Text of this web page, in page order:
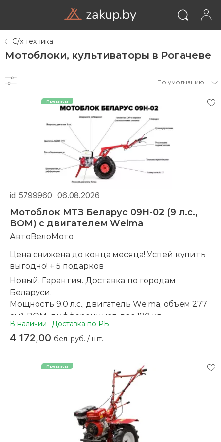
zakup.by
С/х техника
Мотоблоки, культиваторы в Рогачеве
По умолчанию
id 5799960 06.08.2026
Мотоблок МТЗ Беларус 09H-02 (9 л.с.,
ВОМ) с двигателем Weima
АвтоВелоМото
Цена снижена до конца месяца! Успей купить
выгодно! + 5 подарков
Новый. Гарантия. Доставка по городам
Беларуси.
Мощность 9.0 л.с., двигатель Weima, объем 277
см³, ВОМ, дифференциал, вес 170 кг
_______
Подарки при покупке у нас:
+ Перчатки х/б с "ПВХ",
+ Лопата автомобильная (деревянный черенок),
+ Скидка на навесное оборудование
Хотите облегчить свой труд на участке?
Мечтаете больше отдыхать, но при этом иметь
В наличии Доставка по РБ
4 172,00 бел. руб. / шт.